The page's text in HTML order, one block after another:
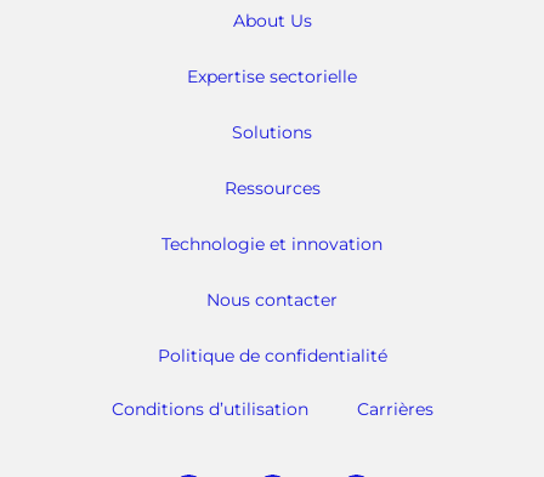
About Us
Expertise sectorielle
Solutions
Ressources
Technologie et innovation
Nous contacter
Politique de confidentialité
Conditions d’utilisation Carrières